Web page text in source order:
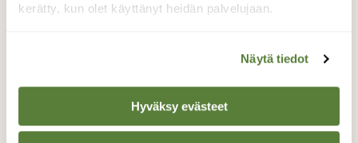
kerätty, kun olet käyttänyt heidän palvelujaan.
Näytä tiedot
Hyväksy evästeet
Kavahdan. Niin todellakin tiedämme. Viimeisten
800 000 vuoden aikana Antarktisen jäätiköistä